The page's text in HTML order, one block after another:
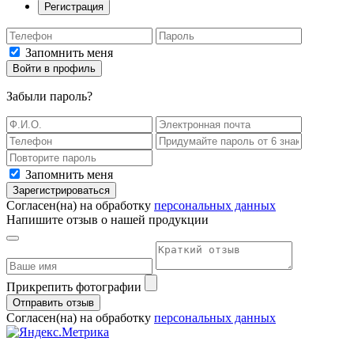
Регистрация
Запомнить меня
Войти в профиль
Забыли пароль?
Запомнить меня
Зарегистрироваться
Согласен(на) на обработку персональных данных
Напишите отзыв о нашей продукции
Прикрепить фотографии
Отправить отзыв
Согласен(на) на обработку персональных данных